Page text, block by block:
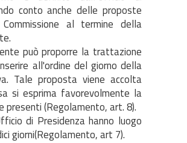
conto anche delle proposte
al termine della
può proporre la trattazione
all'ordine del giorno della
Tale proposta viene accolta
si esprima favorevolmente la
presenti (Regolamento, art. 8).
di Presidenza hanno luogo
giorni(Regolamento, art 7).